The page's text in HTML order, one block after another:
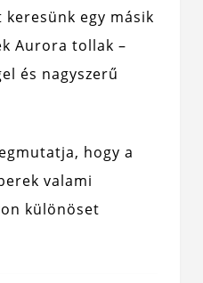
egy másik
Aurora tollak –
és nagyszerű
hogy a
valami
különöset